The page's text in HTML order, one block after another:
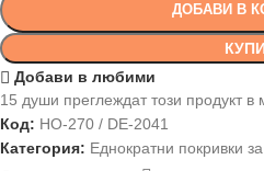
ДОБАВИ В
КУПИ
Добави в любими
15 души преглеждат този продукт в
Код: HO-270 / DE-2041
Категория: Еднократни покривки